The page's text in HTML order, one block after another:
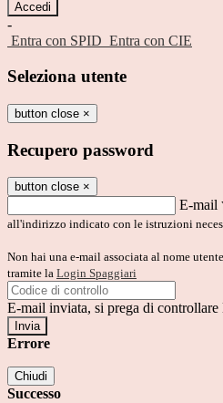
-
Entra con SPID Entra con CIE
Seleziona utente
button close ×
Recupero password
button close ×
E-mail
all'indirizzo indicato con le istruzioni
Non hai una e-mail associata al nome
tramite la Login Spaggiari
E-mail inviata, si prega di controllare
Errore
Chiudi
Successo